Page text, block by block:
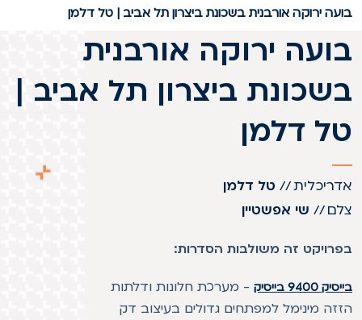
ירוקה אורבנית בשכונת ביצרון תל אביב | טל דלמן
ירוקה אורבנית
ביצרון תל אביב |
דלמן
//טל דלמן
//שי אפשטיין
זה משולבות הסדרות:
9400 בייסיק - מערכת חלונות ודלתות
מינימל למפתחים גדולים בעיצוב דק